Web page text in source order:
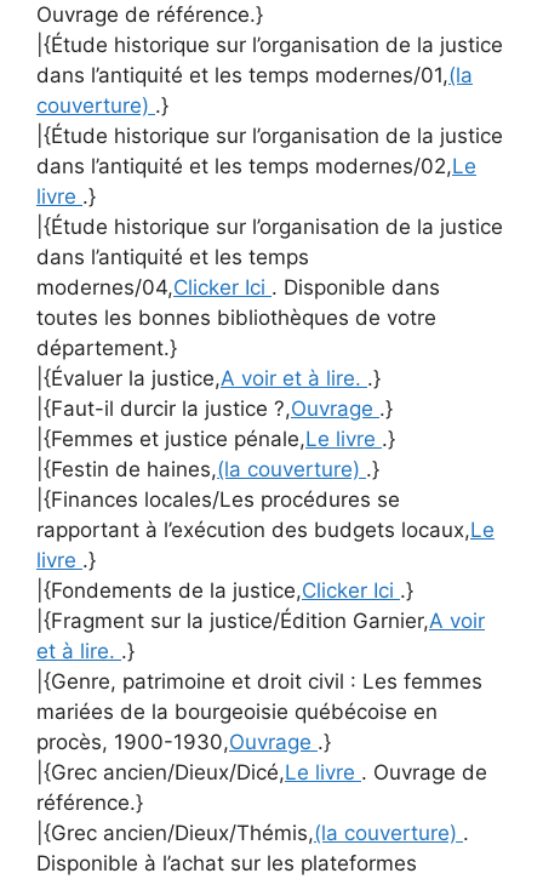
Ouvrage de référence.}
|{Étude historique sur l’organisation de la justice
dans l’antiquité et les temps modernes/01,(la
couverture) .}
|{Étude historique sur l’organisation de la justice
dans l’antiquité et les temps modernes/02,Le
livre .}
|{Étude historique sur l’organisation de la justice
dans l’antiquité et les temps
modernes/04,Clicker Ici . Disponible dans
toutes les bonnes bibliothèques de votre
département.}
|{Évaluer la justice,A voir et à lire. .}
|{Faut-il durcir la justice ?,Ouvrage .}
|{Femmes et justice pénale,Le livre .}
|{Festin de haines,(la couverture) .}
|{Finances locales/Les procédures se
rapportant à l’exécution des budgets locaux,Le
livre .}
|{Fondements de la justice,Clicker Ici .}
|{Fragment sur la justice/Édition Garnier,A voir
et à lire. .}
|{Genre, patrimoine et droit civil : Les femmes
mariées de la bourgeoisie québécoise en
procès, 1900-1930,Ouvrage .}
|{Grec ancien/Dieux/Dicé,Le livre . Ouvrage de
référence.}
|{Grec ancien/Dieux/Thémis,(la couverture) .
Disponible à l’achat sur les plateformes